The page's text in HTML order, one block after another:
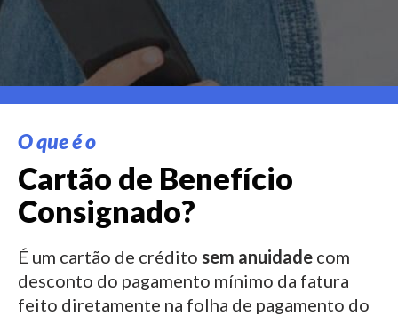
O que é o
Cartão de Benefício
Consignado?
É um cartão de crédito sem anuidade com
desconto do pagamento mínimo da fatura
feito diretamente na folha de pagamento do